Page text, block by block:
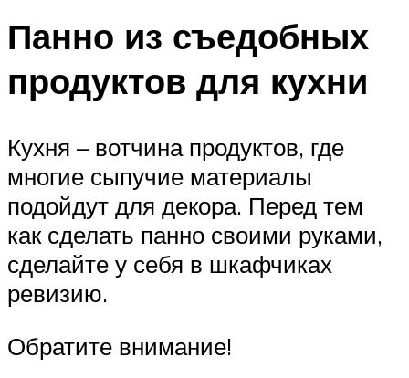
Панно из съедобных
продуктов для кухни
Кухня – вотчина продуктов, где
многие сыпучие материалы
подойдут для декора. Перед тем
как сделать панно своими руками,
сделайте у себя в шкафчиках
ревизию.
Обратите внимание!